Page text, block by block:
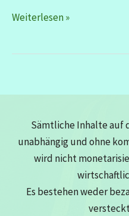
Algarve
Weiterlesen »
Sämtliche Inhalte auf
unabhängig und ohne
wird nicht
Es bestehen weder